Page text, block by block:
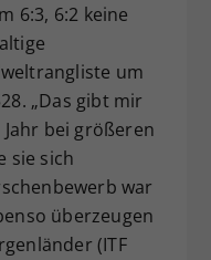
6:3, 6:2 keine
um
„Das gibt mir
bei größeren
sie sich
war
überzeugen
(ITF